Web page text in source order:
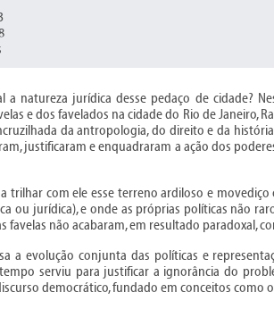
a natureza jurídica desse pedaço de cidade?
e dos favelados na cidade do Rio de Janeiro,
da antropologia, do direito e da
justificaram e enquadraram a ação dos
trilhar com ele esse terreno ardiloso e
ou jurídica), e onde as próprias políticas não
favelas não acabaram, em resultado paradoxal,
a evolução conjunta das políticas e
serviu para justificar a ignorância do
democrático, fundado em conceitos como o